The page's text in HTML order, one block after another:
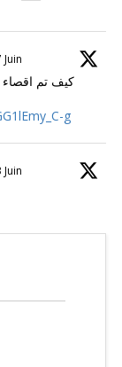
Juin
كيف تم اقصاء
g
Juin